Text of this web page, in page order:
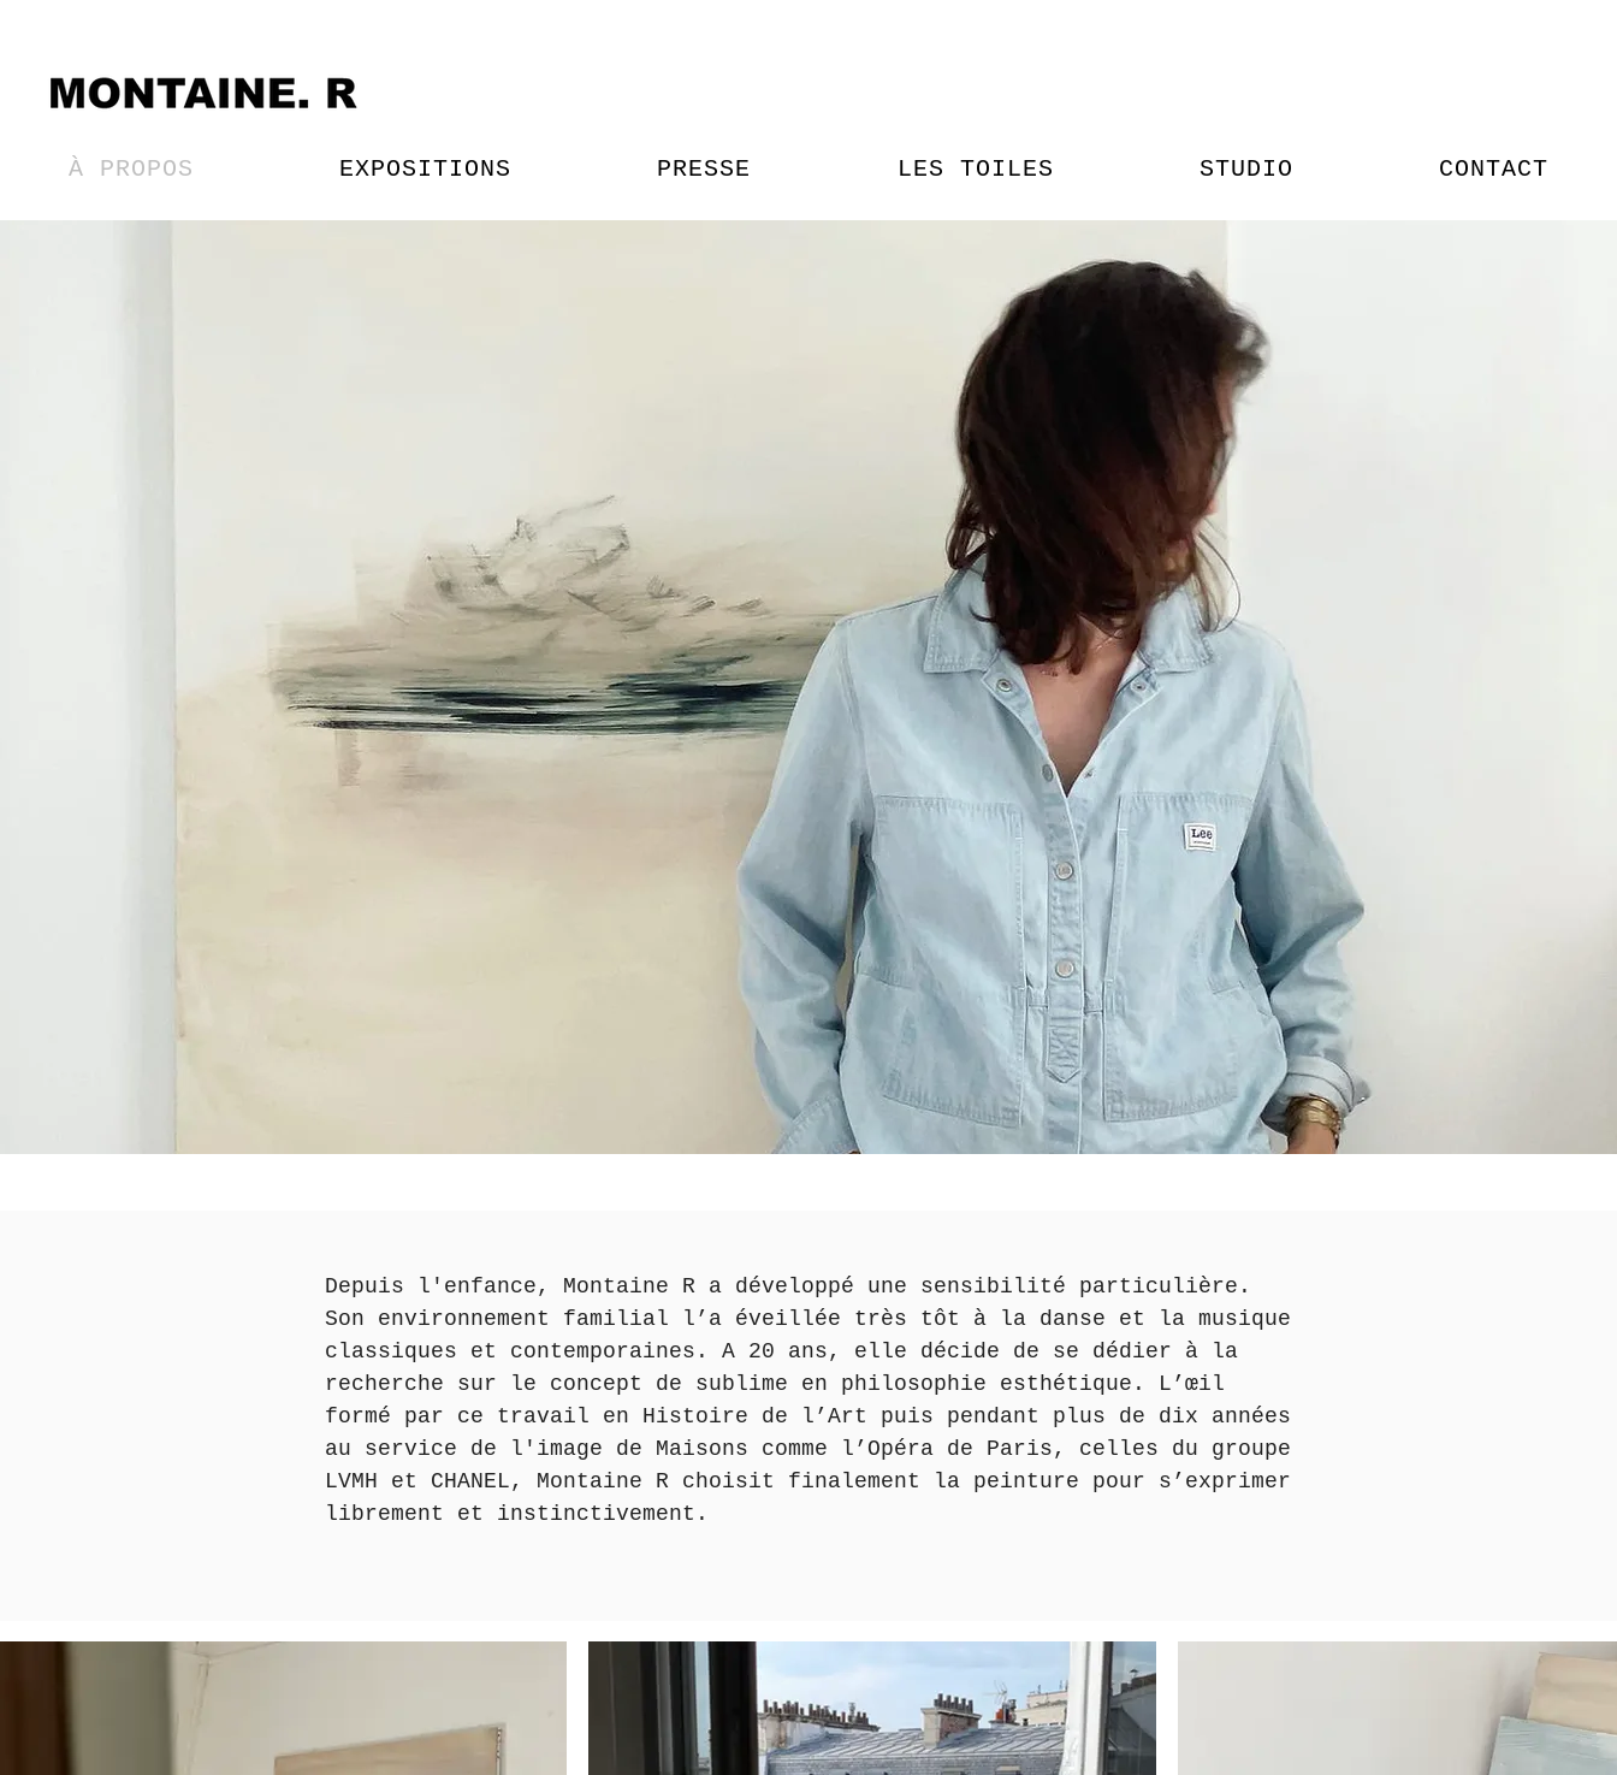
À PROPOS EXPOSITIONS PRESSE LES TOILES STUDIO CONTACT
Depuis l'enfance, Montaine R a développé une sensibilité particulière.
Son environnement familial l’a éveillée très tôt à la danse et la musique
classiques et contemporaines. A 20 ans, elle décide de se dédier à la
recherche sur le concept de sublime en philosophie esthétique. L’œil
formé par ce travail en Histoire de l’Art puis pendant plus de dix années
au service de l'image de Maisons comme l’Opéra de Paris, celles du groupe
LVMH et CHANEL, Montaine R choisit finalement la peinture pour s’exprimer
librement et instinctivement.